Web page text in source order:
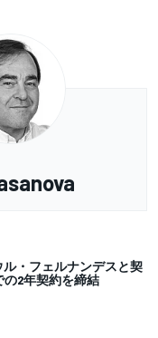
ル・フェルナンデスと契
2年契約を締結